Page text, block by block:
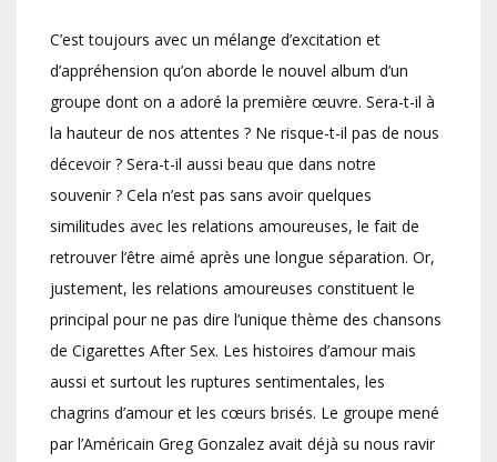
C’est toujours avec un mélange d’excitation et
d’appréhension qu’on aborde le nouvel album d’un
groupe dont on a adoré la première œuvre. Sera-t-il à
la hauteur de nos attentes ? Ne risque-t-il pas de nous
décevoir ? Sera-t-il aussi beau que dans notre
souvenir ? Cela n’est pas sans avoir quelques
similitudes avec les relations amoureuses, le fait de
retrouver l’être aimé après une longue séparation. Or,
justement, les relations amoureuses constituent le
principal pour ne pas dire l’unique thème des chansons
de Cigarettes After Sex. Les histoires d’amour mais
aussi et surtout les ruptures sentimentales, les
chagrins d’amour et les cœurs brisés. Le groupe mené
par l’Américain Greg Gonzalez avait déjà su nous ravir